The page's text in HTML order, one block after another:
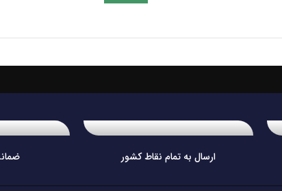
ارسال به تمام نقاط کشور